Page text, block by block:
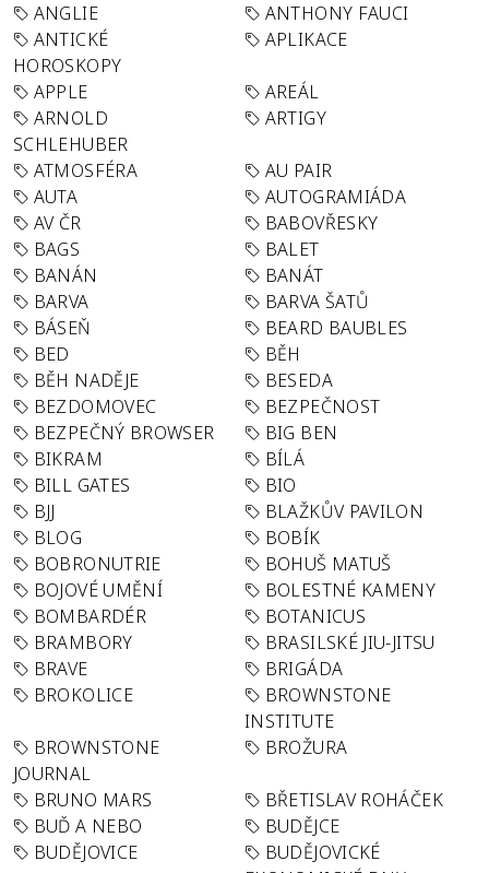
ANGLIE
ANTHONY FAUCI
ANTICKÉ
HOROSKOPY
APLIKACE
APPLE
AREÁL
ARNOLD
SCHLEHUBER
ARTIGY
ATMOSFÉRA
AU PAIR
AUTA
AUTOGRAMIÁDA
AV ČR
BABOVŘESKY
BAGS
BALET
BANÁN
BANÁT
BARVA
BARVA ŠATŮ
BÁSEŇ
BEARD BAUBLES
BED
BĚH
BĚH NADĚJE
BESEDA
BEZDOMOVEC
BEZPEČNOST
BEZPEČNÝ BROWSER
BIG BEN
BIKRAM
BÍLÁ
BILL GATES
BIO
BJJ
BLAŽKŮV PAVILON
BLOG
BOBÍK
BOBRONUTRIE
BOHUŠ MATUŠ
BOJOVÉ UMĚNÍ
BOLESTNÉ KAMENY
BOMBARDÉR
BOTANICUS
BRAMBORY
BRASILSKÉ JIU-JITSU
BRAVE
BRIGÁDA
BROKOLICE
BROWNSTONE
INSTITUTE
BROWNSTONE
JOURNAL
BROŽURA
BRUNO MARS
BŘETISLAV ROHÁČEK
BUĎ A NEBO
BUDĚJCE
BUDĚJOVICE
BUDĚJOVICKÉ